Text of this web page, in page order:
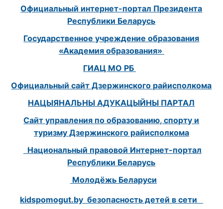
Официальный интернет-портал Президента
Республики Беларусь
Государственное учреждение образования
«Академия образования»
ГИАЦ МО РБ
Официальный сайт Дзержинского райисполкома
НАЦЫЯНАЛЬНЫ АДУКАЦЫЙНЫ ПАРТАЛ
Сайт управления по образованию, спорту и
туризму Дзержинского райисполкома
Национальный правовой Интернет-портал
Республики Беларусь
Молодёжь Беларуси
kidspomogut.by безопасность детей в сети